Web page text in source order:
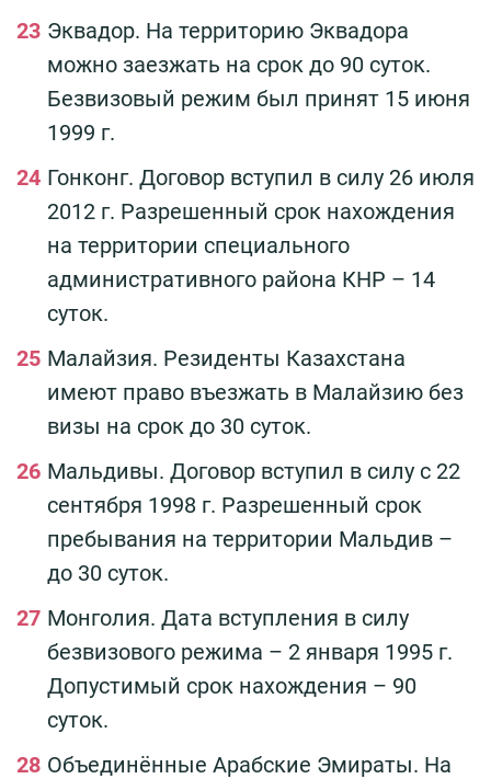
Эквадор. На территорию Эквадора
можно заезжать на срок до 90 суток.
Безвизовый режим был принят 15 июня
1999 г.
Гонконг. Договор вступил в силу 26 июля
2012 г. Разрешенный срок нахождения
на территории специального
административного района КНР – 14
суток.
Малайзия. Резиденты Казахстана
имеют право въезжать в Малайзию без
визы на срок до 30 суток.
Мальдивы. Договор вступил в силу с 22
сентября 1998 г. Разрешенный срок
пребывания на территории Мальдив –
до 30 суток.
Монголия. Дата вступления в силу
безвизового режима – 2 января 1995 г.
Допустимый срок нахождения – 90
суток.
Объединённые Арабские Эмираты. На